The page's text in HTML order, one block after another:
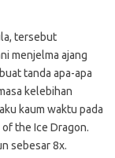
tersebut
menjelma ajang
tanda apa-apa
kelebihan
kaum waktu pada
the Ice Dragon.
sebesar 8x.